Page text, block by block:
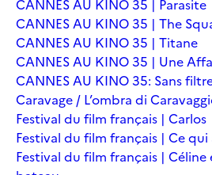
CANNES AU KINO 35 | Parasite
CANNES AU KINO 35 | The
CANNES AU KINO 35 | Titane
CANNES AU KINO 35 | Une
CANNES AU KINO 35: Sans
Caravage / L’ombra di
Festival du film français | Carlos
Festival du film français | Ce
Festival du film français | Céline